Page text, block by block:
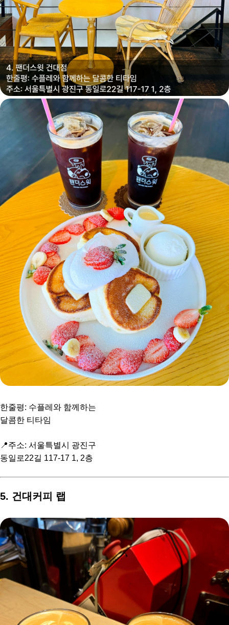
한줄평: 수플레와 함께하는
달콤한 티타임
📍주소: 서울특별시 광진구
동일로22길 117-17 1, 2층
5. 건대커피 랩